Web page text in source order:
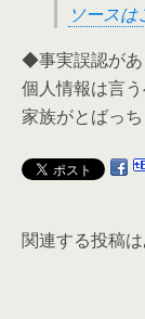
ソースは
◆事実誤認があ
個人情報は言う
家族がとばっち
関連する投稿は